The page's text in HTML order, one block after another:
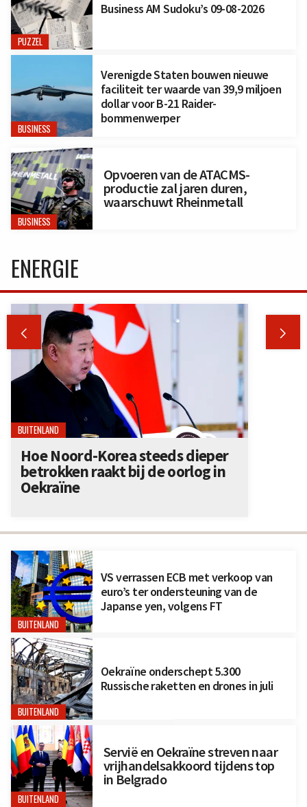
PUZZEL
Business AM Sudoku’s 09-08-2026
BUSINESS
Verenigde Staten bouwen nieuwe
faciliteit ter waarde van 39,9 miljoen
dollar voor B-21 Raider-
bommenwerper
BUSINESS
Opvoeren van de ATACMS-
productie zal jaren duren,
waarschuwt Rheinmetall
BUITENLAND
VS verrassen ECB met verkoop van
euro’s ter ondersteuning van de
Japanse yen, volgens FT
BUITENLAND
Oekraïne onderschept 5.300
Russische raketten en drones in juli
BUITENLAND
Servië en Oekraïne streven naar
vrijhandelsakkoord tijdens top
in Belgrado
ENERGIE
 
BUITENLAND
Hoe Noord-Korea steeds dieper
betrokken raakt bij de oorlog in
Oekraïne